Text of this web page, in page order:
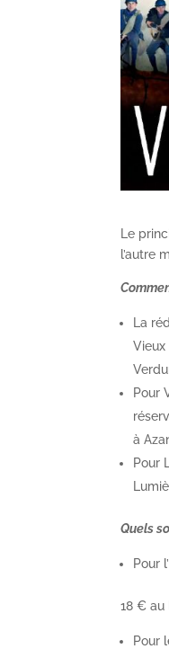
Le
l’autre
La
Pour
à
Pour
Quels
Pour
18 € au
Pour